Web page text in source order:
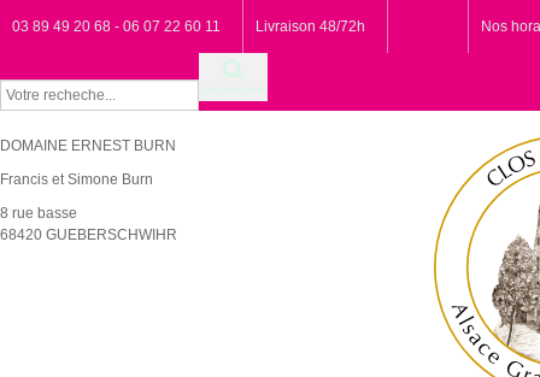
03 89 49 20 68 - 06 07 22 60 11 Livraison 48/72h Nos
Rechercher
DOMAINE ERNEST BURN
Francis et Simone Burn
8 rue basse
68420 GUEBERSCHWIHR